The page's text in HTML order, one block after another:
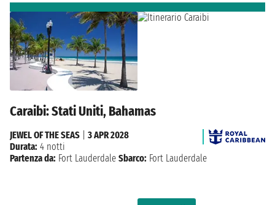
Caraibi: Stati Uniti, Bahamas
JEWEL OF THE SEAS
3 APR 2028
Durata: 4 notti
Partenza da: Fort Lauderdale Sbarco: Fort Lauderdale